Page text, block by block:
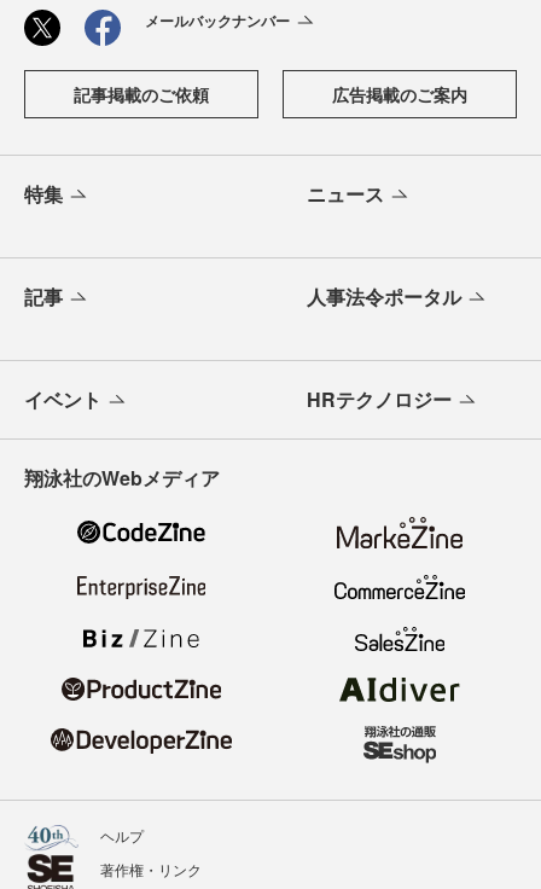
メールバックナンバー
記事掲載のご依頼 広告掲載のご案内
特集 ニュース
記事 人事法令ポータル
イベント HRテクノロジー
翔泳社のWebメディア
ヘルプ
著作権・リンク